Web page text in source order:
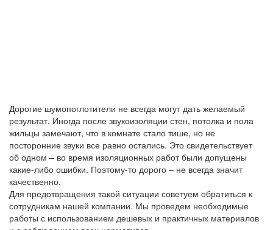
Дорогие шумопоглотители не всегда могут дать желаемый
результат. Иногда после звукоизоляции стен, потолка и пола
жильцы замечают, что в комнате стало тише, но не
посторонние звуки все равно остались. Это свидетельствует
об одном – во время изоляционных работ были допущены
какие-либо ошибки. Поэтому-то дорого – не всегда значит
качественно.
Для предотвращения такой ситуации советуем обратиться к
сотрудникам нашей компании. Мы проведем необходимые
работы с использованием дешевых и практичных материалов